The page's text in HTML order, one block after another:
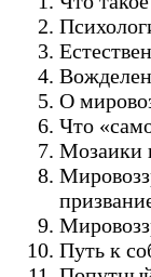
О
Что
Мозаики
Путь к